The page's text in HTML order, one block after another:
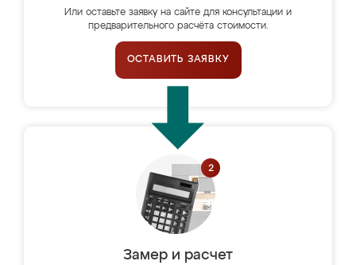
Или оставьте заявку на сайте для консультации и
предварительного расчёта стоимости.
ОСТАВИТЬ ЗАЯВКУ
Замер и расчет